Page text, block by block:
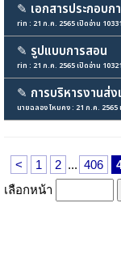
✎ เอกสารประกอบก
rin : 21 ก.ค. 2565 เปิดอ่าน
✎ รูปแบบการสอน
rin : 21 ก.ค. 2565 เปิดอ่าน
✎ การบริหารงานส่
นายฉลอง ไหมคง : 21 ก.ค. 2565
< 1 2 ... 406
เลือกหน้า